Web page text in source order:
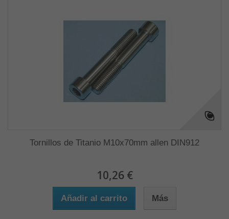
Tornillos de Titanio M10x70mm allen DIN912
10,26 €
Añadir al carrito Más